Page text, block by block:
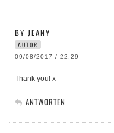
BY JEANY
AUTOR
09/08/2017 / 22:29
Thank you! x
ANTWORTEN